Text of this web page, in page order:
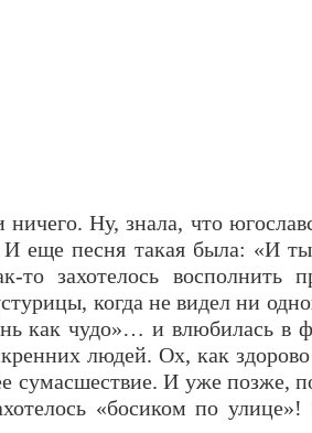
Ну, знала, что
еще песня такая была: «И
захотелось восполнить
когда не видел ни
как чудо»… и влюбилась в
людей. Ох, как здорово
И уже позже,
«босиком по улице»!